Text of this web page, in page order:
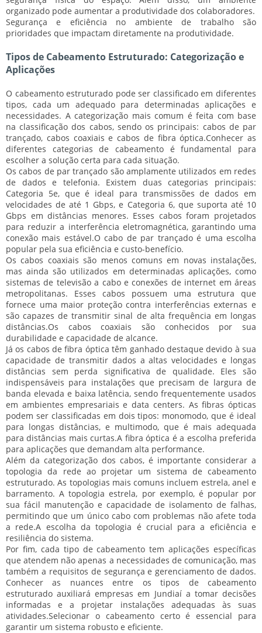
organizado pode aumentar a produtividade dos colaboradores.
Segurança e eficiência no ambiente de trabalho são
prioridades que impactam diretamente na produtividade.
Tipos de Cabeamento Estruturado: Categorização e
Aplicações
O cabeamento estruturado pode ser classificado em diferentes
tipos, cada um adequado para determinadas aplicações e
necessidades. A categorização mais comum é feita com base
na classificação dos cabos, sendo os principais: cabos de par
trançado, cabos coaxiais e cabos de fibra óptica.Conhecer as
diferentes categorias de cabeamento é fundamental para
escolher a solução certa para cada situação.
Os cabos de par trançado são amplamente utilizados em redes
de dados e telefonia. Existem duas categorias principais:
Categoria 5e, que é ideal para transmissões de dados em
velocidades de até 1 Gbps, e Categoria 6, que suporta até 10
Gbps em distâncias menores. Esses cabos foram projetados
para reduzir a interferência eletromagnética, garantindo uma
conexão mais estável.O cabo de par trançado é uma escolha
popular pela sua eficiência e custo-benefício.
Os cabos coaxiais são menos comuns em novas instalações,
mas ainda são utilizados em determinadas aplicações, como
sistemas de televisão a cabo e conexões de internet em áreas
metropolitanas. Esses cabos possuem uma estrutura que
fornece uma maior proteção contra interferências externas e
são capazes de transmitir sinal de alta frequência em longas
distâncias.Os cabos coaxiais são conhecidos por sua
durabilidade e capacidade de alcance.
Já os cabos de fibra óptica têm ganhado destaque devido à sua
capacidade de transmitir dados a altas velocidades e longas
distâncias sem perda significativa de qualidade. Eles são
indispensáveis para instalações que precisam de largura de
banda elevada e baixa latência, sendo frequentemente usados
em ambientes empresariais e data centers. As fibras ópticas
podem ser classificadas em dois tipos: monomodo, que é ideal
para longas distâncias, e multimodo, que é mais adequada
para distâncias mais curtas.A fibra óptica é a escolha preferida
para aplicações que demandam alta performance.
Além da categorização dos cabos, é importante considerar a
topologia da rede ao projetar um sistema de cabeamento
estruturado. As topologias mais comuns incluem estrela, anel e
barramento. A topologia estrela, por exemplo, é popular por
sua fácil manutenção e capacidade de isolamento de falhas,
permitindo que um único cabo com problemas não afete toda
a rede.A escolha da topologia é crucial para a eficiência e
resiliência do sistema.
Por fim, cada tipo de cabeamento tem aplicações específicas
que atendem não apenas a necessidades de comunicação, mas
também a requisitos de segurança e gerenciamento de dados.
Conhecer as nuances entre os tipos de cabeamento
estruturado auxiliará empresas em Jundiaí a tomar decisões
informadas e a projetar instalações adequadas às suas
atividades.Selecionar o cabeamento certo é essencial para
garantir um sistema robusto e eficiente.